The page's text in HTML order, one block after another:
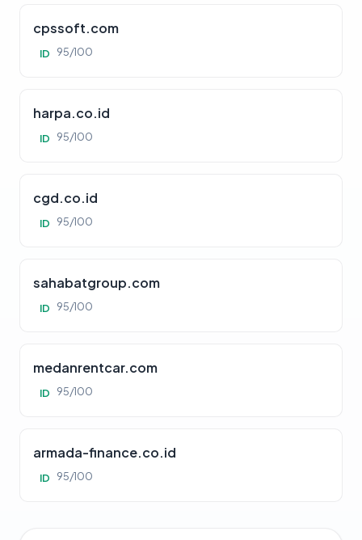
cpssoft.com
ID 95/100
harpa.co.id
ID 95/100
cgd.co.id
ID 95/100
sahabatgroup.com
ID 95/100
medanrentcar.com
ID 95/100
armada-finance.co.id
ID 95/100